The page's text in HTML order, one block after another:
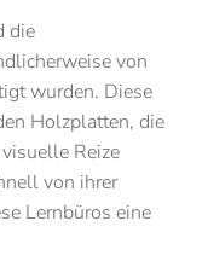
die
von
wurden. Diese
Holzplatten, die
Reize
von ihrer
Lernbüros eine